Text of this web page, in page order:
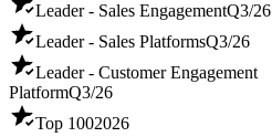
Leader - Sales EngagementQ3/26
Leader - Sales PlatformsQ3/26
Leader - Customer Engagement
PlatformQ3/26
Top 1002026